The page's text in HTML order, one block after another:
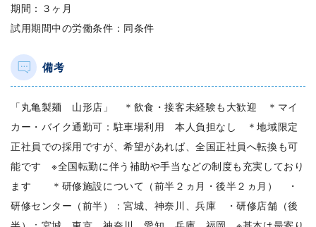
期間：３ヶ月
試用期間中の労働条件：同条件
備考
「丸亀製麺 山形店」 ＊飲食・接客未経験も大歓迎 ＊マイ
カー・バイク通勤可：駐車場利用 本人負担なし ＊地域限定
正社員での採用ですが、希望があれば、全国正社員へ転換も可
能です ※全国転勤に伴う補助や手当などの制度も充実しており
ます ＊研修施設について（前半２ヵ月・後半２ヵ月） ・
研修センター（前半）：宮城、神奈川、兵庫 ・研修店舗（後